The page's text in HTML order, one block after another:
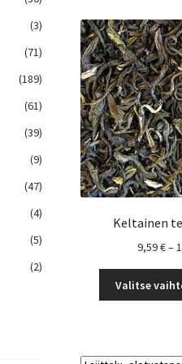
Keltainen
9,59€–
Valitse
(3)
(71)
(189)
(61)
(39)
(9)
(47)
(4)
(5)
(2)